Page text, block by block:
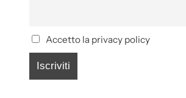
Accetto la privacy policy